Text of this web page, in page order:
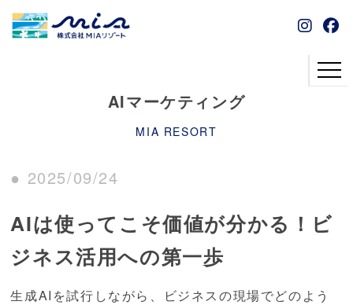
AIマーケティング
MIA RESORT
● 2025/09/24
AIは使ってこそ価値が分かる！ビ
ジネス活用への第一歩
生成AIを試行しながら、ビジネスの現場でどのよう